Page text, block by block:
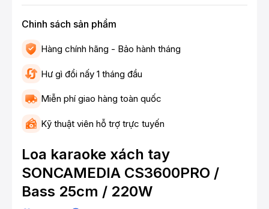
Chinh sách sản phẩm
Hàng chính hãng - Bảo hành tháng
Hư gì đổi nấy 1 tháng đầu
Miễn phí giao hàng toàn quốc
Kỹ thuật viên hỗ trợ trực tuyến
Loa karaoke xách tay
SONCAMEDIA CS3600PRO /
Bass 25cm / 220W